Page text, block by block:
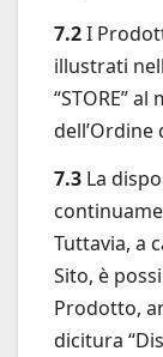
7.2I
illustrati
“STORE”
dell’Ordine
7.3 La
Tuttavia, a
Sito, è
Prodotto,
dicitura